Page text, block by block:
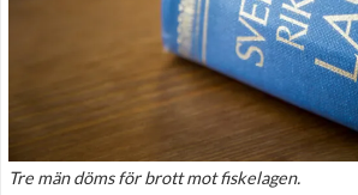
Tre män döms för brott mot fiskelagen.